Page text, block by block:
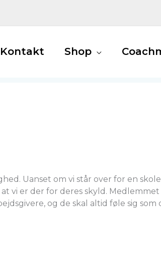
Kontakt Shop
Uanset om vi står over for en
er der for deres skyld.
og de skal altid føle sig